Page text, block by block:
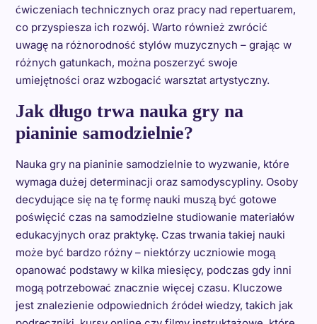
ćwiczeniach technicznych oraz pracy nad repertuarem,
co przyspiesza ich rozwój. Warto również zwrócić
uwagę na różnorodność stylów muzycznych – grając w
różnych gatunkach, można poszerzyć swoje
umiejętności oraz wzbogacić warsztat artystyczny.
Jak długo trwa nauka gry na
pianinie samodzielnie?
Nauka gry na pianinie samodzielnie to wyzwanie, które
wymaga dużej determinacji oraz samodyscypliny. Osoby
decydujące się na tę formę nauki muszą być gotowe
poświęcić czas na samodzielne studiowanie materiałów
edukacyjnych oraz praktykę. Czas trwania takiej nauki
może być bardzo różny – niektórzy uczniowie mogą
opanować podstawy w kilka miesięcy, podczas gdy inni
mogą potrzebować znacznie więcej czasu. Kluczowe
jest znalezienie odpowiednich źródeł wiedzy, takich jak